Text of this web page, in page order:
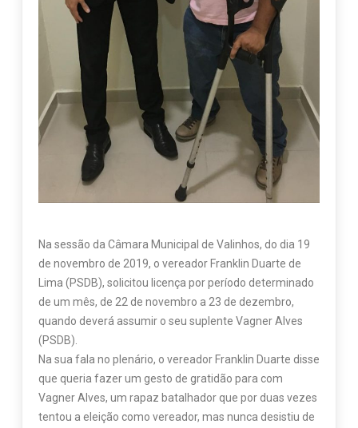
Na sessão da Câmara Municipal de Valinhos, do dia 19
de novembro de 2019, o vereador Franklin Duarte de
Lima (PSDB), solicitou licença por período determinado
de um mês, de 22 de novembro a 23 de dezembro,
quando deverá assumir o seu suplente Vagner Alves
(PSDB).
Na sua fala no plenário, o vereador Franklin Duarte disse
que queria fazer um gesto de gratidão para com
Vagner Alves, um rapaz batalhador que por duas vezes
tentou a eleição como vereador, mas nunca desistiu de